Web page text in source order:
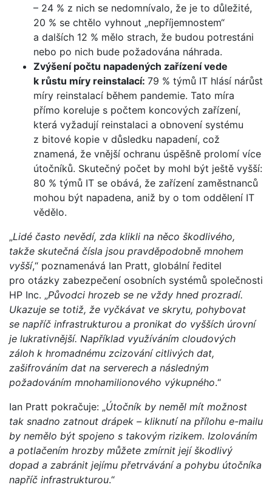
– 24 % z nich se nedomnívalo, že je to důležité,
20 % se chtělo vyhnout „nepříjemnostem“
a dalších 12 % mělo strach, že budou potrestáni
nebo po nich bude požadována náhrada.
Zvýšení počtu napadených zařízení vede
k růstu míry reinstalací: 79 % týmů IT hlásí nárůst
míry reinstalací během pandemie. Tato míra
přímo koreluje s počtem koncových zařízení,
která vyžadují reinstalaci a obnovení systému
z bitové kopie v důsledku napadení, což
znamená, že vnější ochranu úspěšně prolomí více
útočníků. Skutečný počet by mohl být ještě vyšší:
80 % týmů IT se obává, že zařízení zaměstnanců
mohou být napadena, aniž by o tom oddělení IT
vědělo.
„Lidé často nevědí, zda klikli na něco škodlivého,
takže skutečná čísla jsou pravděpodobně mnohem
vyšší,“ poznamenává Ian Pratt, globální ředitel
pro otázky zabezpečení osobních systémů společnosti
HP Inc. „Původci hrozeb se ne vždy hned prozradí.
Ukazuje se totiž, že vyčkávat ve skrytu, pohybovat
se napříč infrastrukturou a pronikat do vyšších úrovní
je lukrativnější. Například využíváním cloudových
záloh k hromadnému zcizování citlivých dat,
zašifrováním dat na serverech a následným
požadováním mnohamilionového výkupného.“
Ian Pratt pokračuje: „Útočník by neměl mít možnost
tak snadno zatnout drápek – kliknutí na přílohu e-mailu
by nemělo být spojeno s takovým rizikem. Izolováním
a potlačením hrozby můžete zmírnit její škodlivý
dopad a zabránit jejímu přetrvávání a pohybu útočníka
napříč infrastrukturou.“